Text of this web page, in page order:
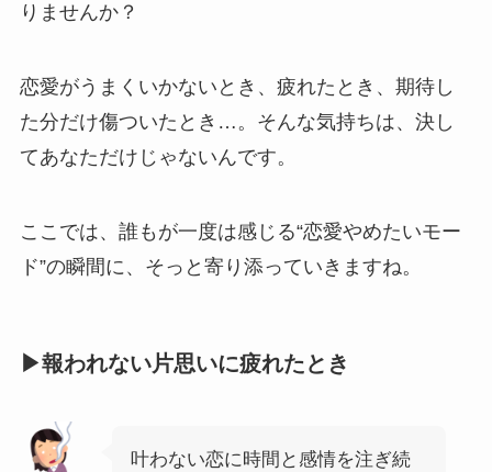
りませんか？
恋愛がうまくいかないとき、疲れたとき、期待し
た分だけ傷ついたとき…。そんな気持ちは、決し
てあなただけじゃないんです。
ここでは、誰もが一度は感じる“恋愛やめたいモー
ド”の瞬間に、そっと寄り添っていきますね。
▶報われない片思いに疲れたとき
叶わない恋に時間と感情を注ぎ続